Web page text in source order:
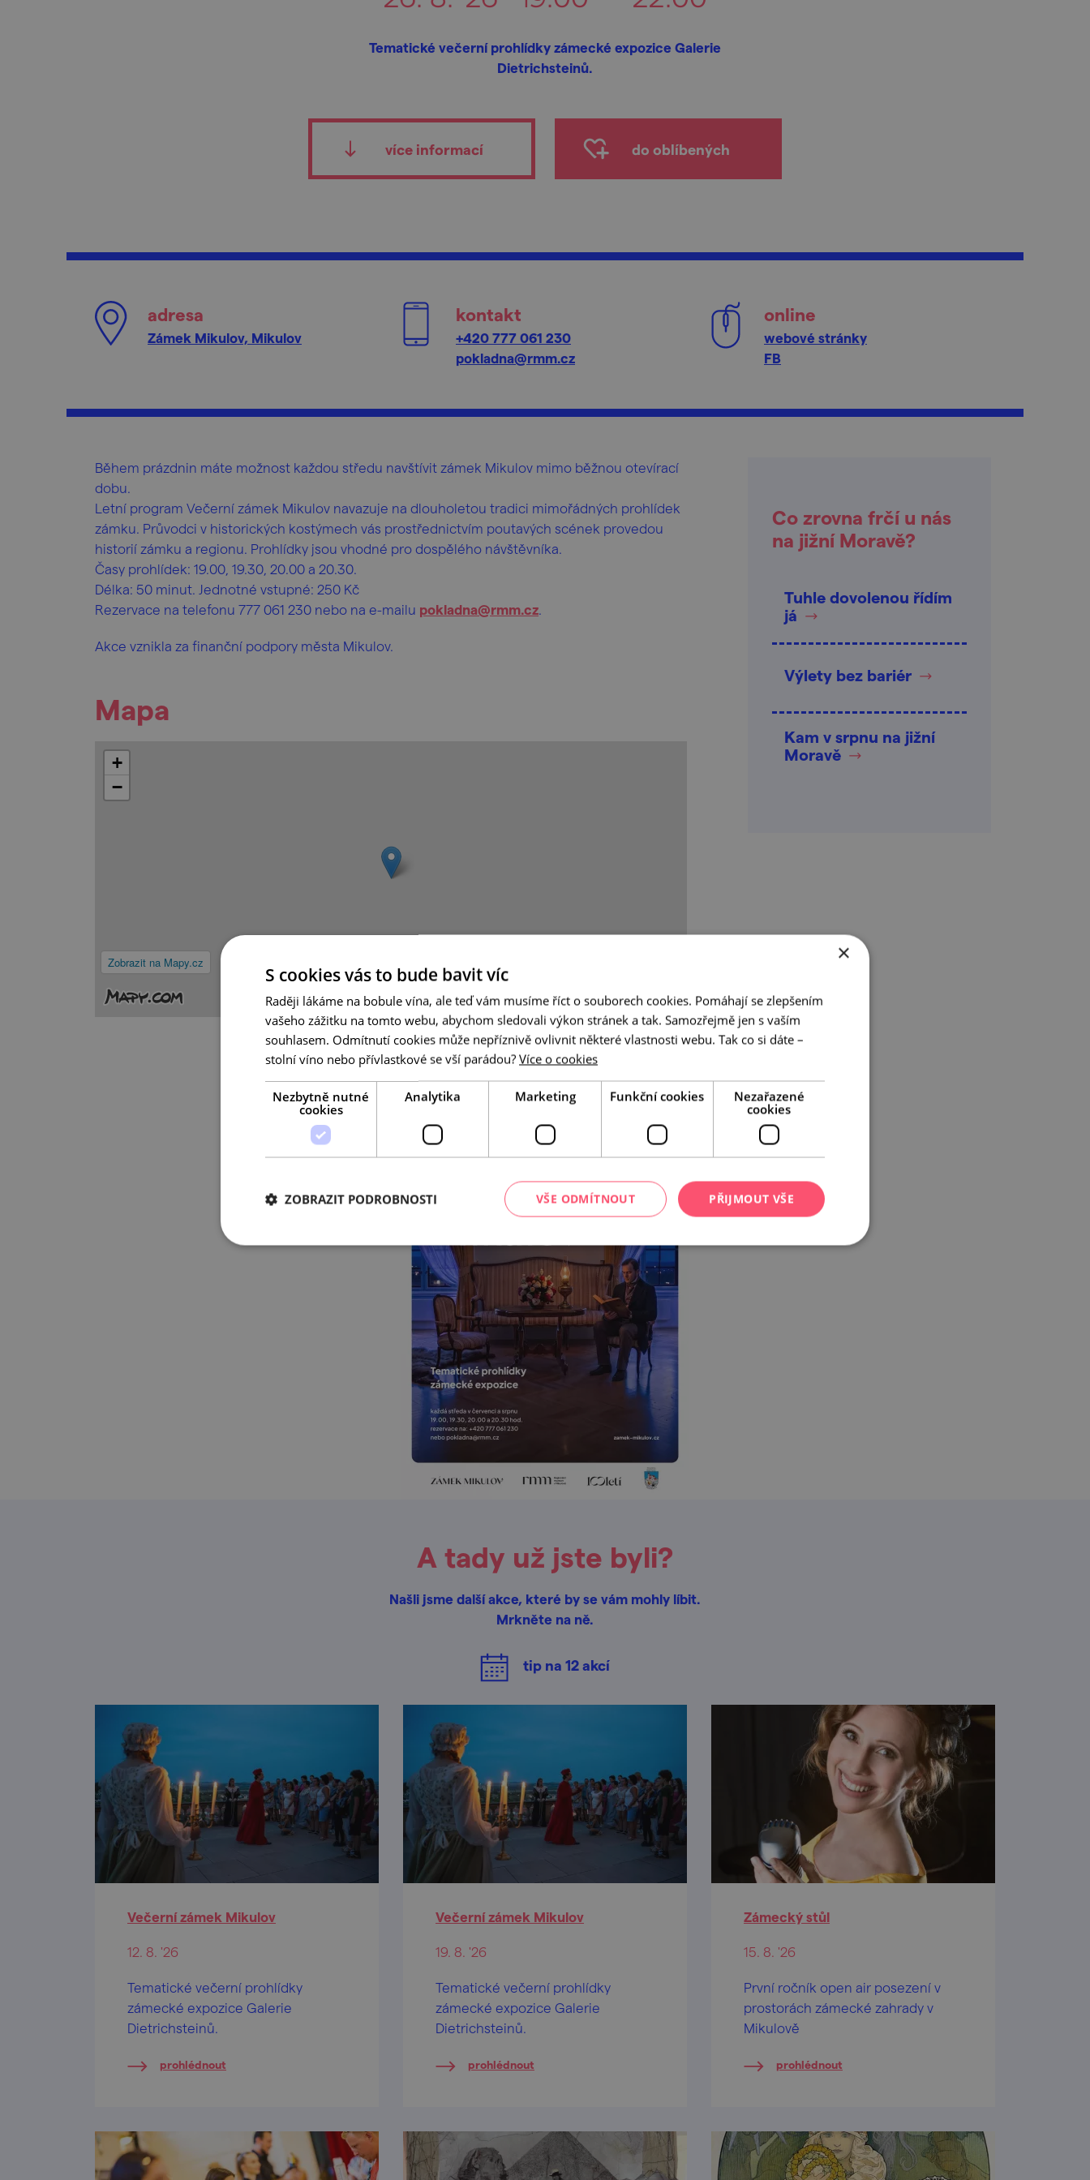
Tematické večerní prohlídky zámecké expozice Galerie
Dietrichsteinů.
více informací do oblíbených
adresa
Zámek Mikulov, Mikulov
kontakt
+420 777 061 230
pokladna@rmm.cz
online
webové stránky
FB
Během prázdnin máte možnost každou středu navštívit zámek Mikulov mimo běžnou otevírací
dobu.
Letní program Večerní zámek Mikulov navazuje na dlouholetou tradici mimořádných prohlídek
zámku. Průvodci v historických kostýmech vás prostřednictvím poutavých scének provedou
historií zámku a regionu. Prohlídky jsou vhodné pro dospělého návštěvníka.
Časy prohlídek: 19.00, 19.30, 20.00 a 20.30.
Délka: 50 minut. Jednotné vstupné: 250 Kč
Rezervace na telefonu 777 061 230 nebo na e-mailu pokladna@rmm.cz.
Akce vznikla za finanční podpory města Mikulov.
Mapa
Zobrazit na Mapy.cz
+
−
Leaflet © Seznam.cz a.s. a další
Co zrovna frčí u nás
na jižní Moravě?
Tuhle dovolenou řídím
já
Výlety bez bariér
Kam v srpnu na jižní
Moravě
A tady už jste byli?
Našli jsme další akce, které by se vám mohly líbit.
Mrkněte na ně.
tip na 12akcí
Večerní zámek Mikulov
12. 8. '26
Tematické večerní prohlídky
zámecké expozice Galerie
Dietrichsteinů.
prohlédnout
Večerní zámek Mikulov
19. 8. '26
Tematické večerní prohlídky
zámecké expozice Galerie
Dietrichsteinů.
prohlédnout
Zámecký stůl
15. 8. '26
První ročník open air posezení v
prostorách zámecké zahrady v
Mikulově
prohlédnout
×
S cookies vás to bude bavit víc
Raději lákáme na bobule vína, ale teď vám musíme říct o souborech cookies. Pomáhají se zlepšením
vašeho zážitku na tomto webu, abychom sledovali výkon stránek a tak. Samozřejmě jen s vaším
souhlasem. Odmítnutí cookies může nepříznivě ovlivnit některé vlastnosti webu. Tak co si dáte –
stolní víno nebo přívlastkové se vší parádou? Více o cookies
Nezbytně nutné
cookies
Analytika Marketing Funkční cookies
Nezařazené
cookies
PŘIJMOUT VŠE
VŠE ODMÍTNOUT
ZOBRAZIT PODROBNOSTI